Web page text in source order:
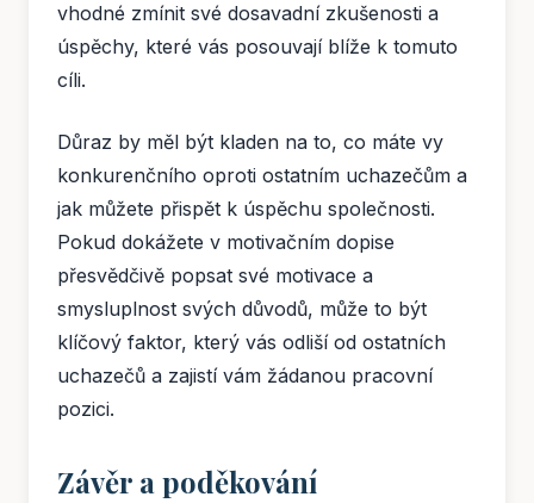
vhodné zmínit své dosavadní zkušenosti a
úspěchy, které vás posouvají blíže k tomuto
cíli.
Důraz by měl být kladen na to, co máte vy
konkurenčního oproti ostatním uchazečům a
jak můžete přispět k úspěchu společnosti.
Pokud dokážete v motivačním dopise
přesvědčivě popsat své motivace a
smysluplnost svých důvodů, může to být
klíčový faktor, který vás odliší od ostatních
uchazečů a zajistí vám žádanou pracovní
pozici.
Závěr a poděkování